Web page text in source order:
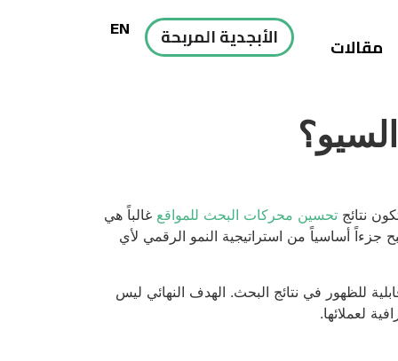
مقالات الأبجدية المربحة EN
نتائج تحسين محركات البحث للمواقع غالباً هي
أساسياً من استراتيجية النمو الرقمي لأي
للظهور في نتائج البحث. الهدف النهائي ليس
لعملائها.